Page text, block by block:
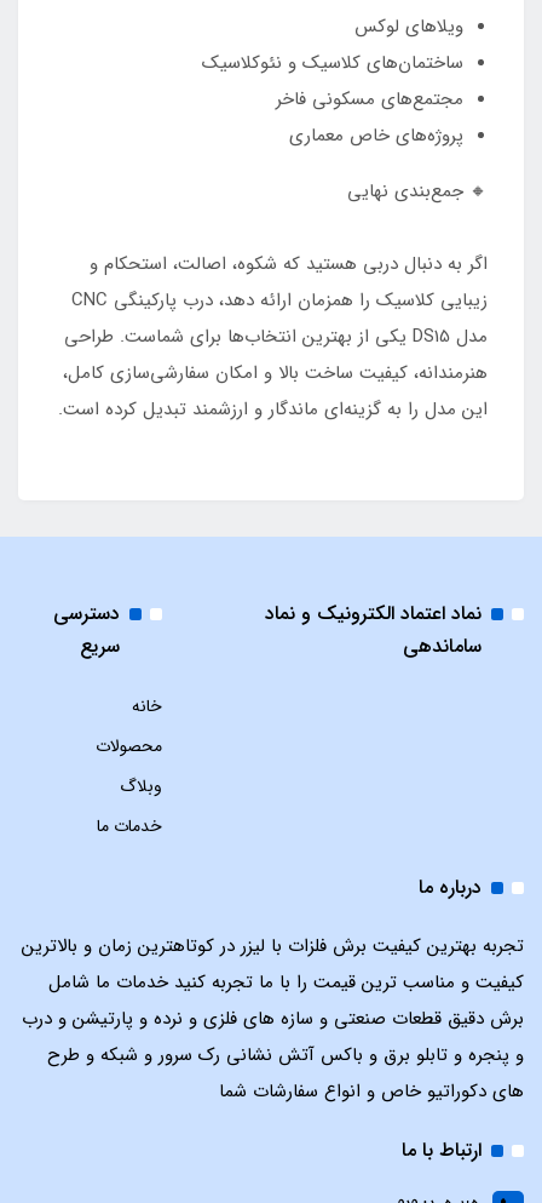
ویلاهای لوکس
ساختمان‌های کلاسیک و نئوکلاسیک
مجتمع‌های مسکونی فاخر
پروژه‌های خاص معماری
🔸 جمع‌بندی نهایی
اگر به دنبال دربی هستید که شکوه، اصالت، استحکام و
زیبایی کلاسیک را همزمان ارائه دهد، درب پارکینگی CNC
مدل DS15 یکی از بهترین انتخاب‌ها برای شماست. طراحی
هنرمندانه، کیفیت ساخت بالا و امکان سفارشی‌سازی کامل،
این مدل را به گزینه‌ای ماندگار و ارزشمند تبدیل کرده است.
نماد اعتماد الکترونیک و نماد
ساماندهی
دسترسی
سریع
خانه
محصولات
وبلاگ
خدمات ما
درباره ما
تجربه بهترین کیفیت برش فلزات با لیزر در کوتاهترین زمان و بالاترین
کیفیت و مناسب ترین قیمت را با ما تجربه کنید خدمات ما شامل
برش دقیق قطعات صنعتی و سازه های فلزی و نرده و پارتیشن و درب
و پنجره و تابلو برق و باکس آتش نشانی رک سرور و شبکه و طرح
های دکوراتیو خاص و انواع سفارشات شما
ارتباط با ما